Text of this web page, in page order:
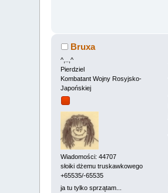
Bruxa
^,..,^
Pierdziel
Kombatant Wojny Rosyjsko-
Japońskiej
Wiadomości: 44707
słoiki dżemu truskawkowego
+65535/-65535
ja tu tylko sprzątam...